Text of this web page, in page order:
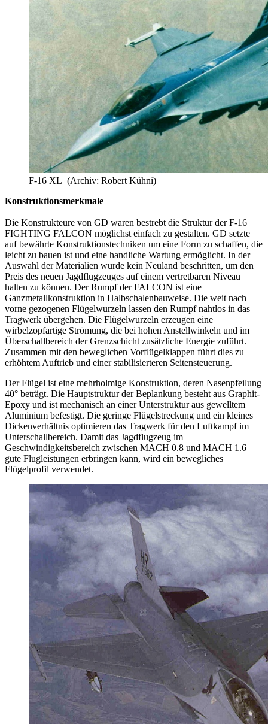
F-16 XL (Archiv: Robert Kühni)
Konstruktionsmerkmale
Die Konstrukteure von GD waren bestrebt die Struktur der F-16
FIGHTING FALCON möglichst einfach zu gestalten. GD setzte
auf bewährte Konstruktionstechniken um eine Form zu schaffen, die
leicht zu bauen ist und eine handliche Wartung ermöglicht. In der
Auswahl der Materialien wurde kein Neuland beschritten, um den
Preis des neuen Jagdflugzeuges auf einem vertretbaren Niveau
halten zu können. Der Rumpf der FALCON ist eine
Ganzmetallkonstruktion in Halbschalenbauweise. Die weit nach
vorne gezogenen Flügelwurzeln lassen den Rumpf nahtlos in das
Tragwerk übergehen. Die Flügelwurzeln erzeugen eine
wirbelzopfartige Strömung, die bei hohen Anstellwinkeln und im
Überschallbereich der Grenzschicht zusätzliche Energie zuführt.
Zusammen mit den beweglichen Vorflügelklappen führt dies zu
erhöhtem Auftrieb und einer stabilisierteren Seitensteuerung.
Der Flügel ist eine mehrholmige Konstruktion, deren Nasenpfeilung
40° beträgt. Die Hauptstruktur der Beplankung besteht aus Graphit-
Epoxy und ist mechanisch an einer Unterstruktur aus gewelltem
Aluminium befestigt. Die geringe Flügelstreckung und ein kleines
Dickenverhältnis optimieren das Tragwerk für den Luftkampf im
Unterschallbereich. Damit das Jagdflugzeug im
Geschwindigkeitsbereich zwischen MACH 0.8 und MACH 1.6
gute Flugleistungen erbringen kann, wird ein bewegliches
Flügelprofil verwendet.